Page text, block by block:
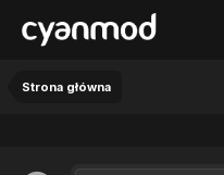
Strona główna